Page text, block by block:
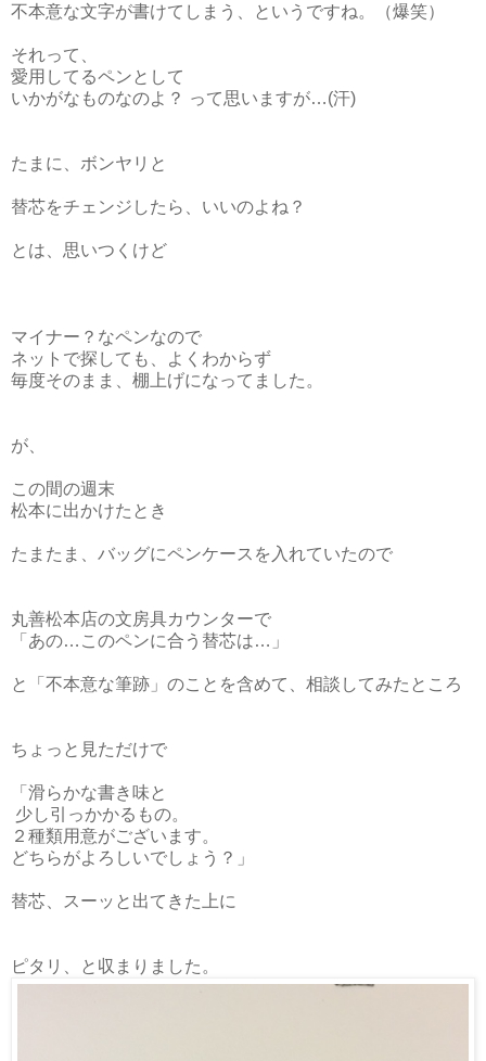
不本意な文字が書けてしまう、というですね。（爆笑）
それって、
愛用してるペンとして
いかがなものなのよ？ って思いますが…(汗)
たまに、ボンヤリと
替芯をチェンジしたら、いいのよね？
とは、思いつくけど
マイナー？なペンなので
ネットで探しても、よくわからず
毎度そのまま、棚上げになってました。
が、
この間の週末
松本に出かけたとき
たまたま、バッグにペンケースを入れていたので
丸善松本店の文房具カウンターで
「あの…このペンに合う替芯は…」
と「不本意な筆跡」のことを含めて、相談してみたところ
ちょっと見ただけで
「滑らかな書き味と
少し引っかかるもの。
２種類用意がございます。
どちらがよろしいでしょう？」
替芯、スーッと出てきた上に
ピタリ、と収まりました。